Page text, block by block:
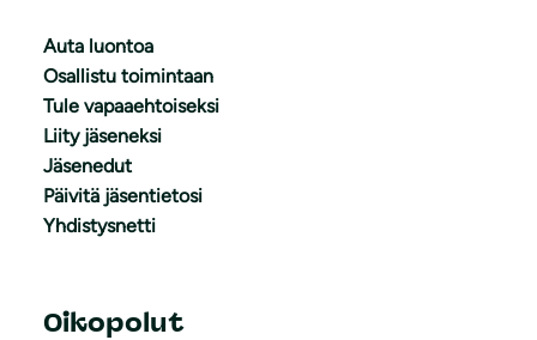
Auta luontoa
Osallistu toimintaan
Tule vapaaehtoiseksi
Liity jäseneksi
Jäsenedut
Päivitä jäsentietosi
Yhdistysnetti
Oikopolut